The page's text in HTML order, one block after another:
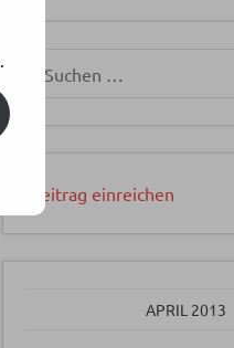
Beitrag einreichen
APRIL 2013